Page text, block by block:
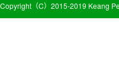
Copyright（C）2015-2019 Keang